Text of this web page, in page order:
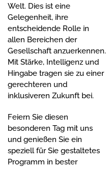
Welt. Dies ist eine
Gelegenheit, ihre
entscheidende Rolle in
allen Bereichen der
Gesellschaft anzuerkennen.
Mit Stärke, Intelligenz und
Hingabe tragen sie zu einer
gerechteren und
inklusiveren Zukunft bei.
Feiern Sie diesen
besonderen Tag mit uns
und genießen Sie ein
speziell für Sie gestaltetes
Programm in bester